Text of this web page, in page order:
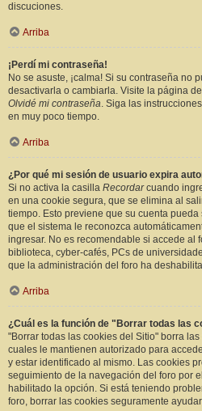
discuciones.
Arriba
¡Perdí mi contraseña!
No se asuste, ¡calma! Si su contraseña no
desactivarla o cambiarla. Visite la página
Olvidé mi contraseña. Siga las
en muy poco tiempo.
Arriba
¿Por qué mi sesión de usuario expira
Si no activa la casilla Recordarcuando
en una cookie segura, que se elimina al
tiempo. Esto previene que su cuenta
que el sistema le reconozca
ingresar. No es recomendable si accede al
biblioteca, cyber-cafés, PCs de
que la administración del foro ha
Arriba
¿Cuál es la función de "Borrar todas las
"Borrar todas las cookies del Sitio" borra
cuales le mantienen autorizado para
y estar identificado al mismo. Las cookies
seguimiento de la navegación del foro por
habilitado la opción. Si está teniendo
foro, borrar las cookies seguramente